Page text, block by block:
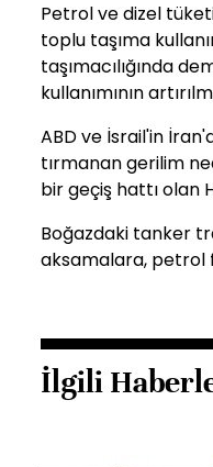
Petrol ve dizel
toplu taşıma
taşımacılığında
kullanımının
ABD ve İsrail'in
tırmanan gerilim
bir geçiş hattı olan
Boğazdaki tanker
aksamalara, petrol
İlgili